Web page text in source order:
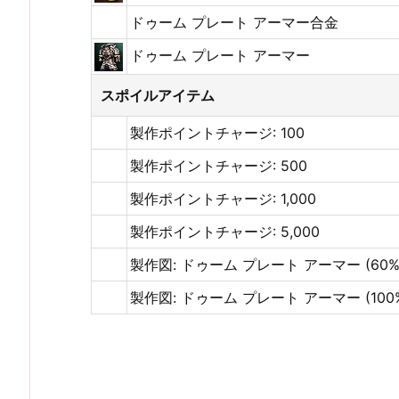
ドゥーム プレート アーマー合金
ドゥーム プレート アーマー
スポイルアイテム
製作ポイントチャージ: 100
製作ポイントチャージ: 500
製作ポイントチャージ: 1,000
製作ポイントチャージ: 5,000
製作図: ドゥーム プレート アーマー
製作図: ドゥーム プレート アーマー